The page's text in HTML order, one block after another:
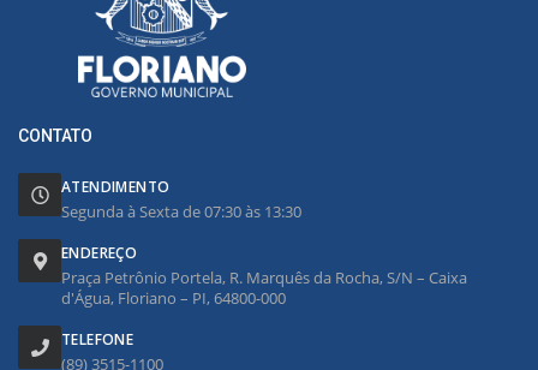
CONTATO
ATENDIMENTO
Segunda à Sexta de 07:30 às 13:30
ENDEREÇO
Praça Petrônio Portela, R. Marquês da Rocha, S/N – Caixa
d'Água, Floriano – PI, 64800-000
TELEFONE
(89) 3515-1100